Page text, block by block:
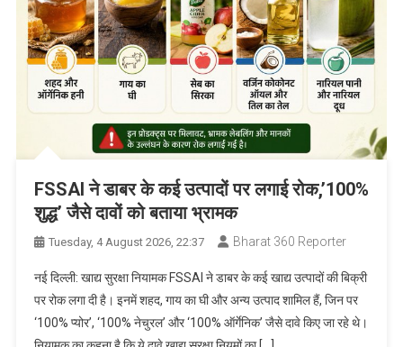
FSSAI ने डाबर के कई उत्पादों पर लगाई रोक,’100%
शुद्ध’ जैसे दावों को बताया भ्रामक
Tuesday, 4 August 2026, 22:37 Bharat 360 Reporter
नई दिल्ली: खाद्य सुरक्षा नियामक FSSAI ने डाबर के कई खाद्य उत्पादों की बिक्री
पर रोक लगा दी है। इनमें शहद, गाय का घी और अन्य उत्पाद शामिल हैं, जिन पर
‘100% प्योर’, ‘100% नेचुरल’ और ‘100% ऑर्गेनिक’ जैसे दावे किए जा रहे थे।